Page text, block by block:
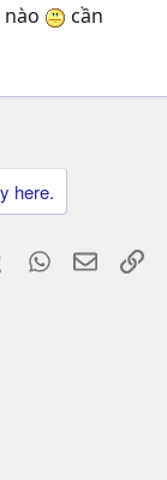
cần
here.
Tumblr WhatsApp
Email